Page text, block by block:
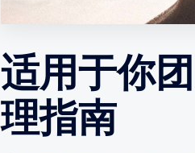
适用于你
理指南